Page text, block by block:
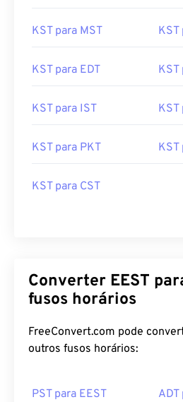
KST para MST KST
KST para EDT KST
KST para IST KST
KST para PKT KST
KST para CST
Converter EEST
fusos horários
FreeConvert.com pode
outros fusos horários:
PST para EEST ADT